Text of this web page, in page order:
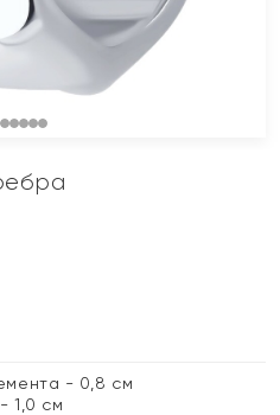
- 0,8 см
1,0 см